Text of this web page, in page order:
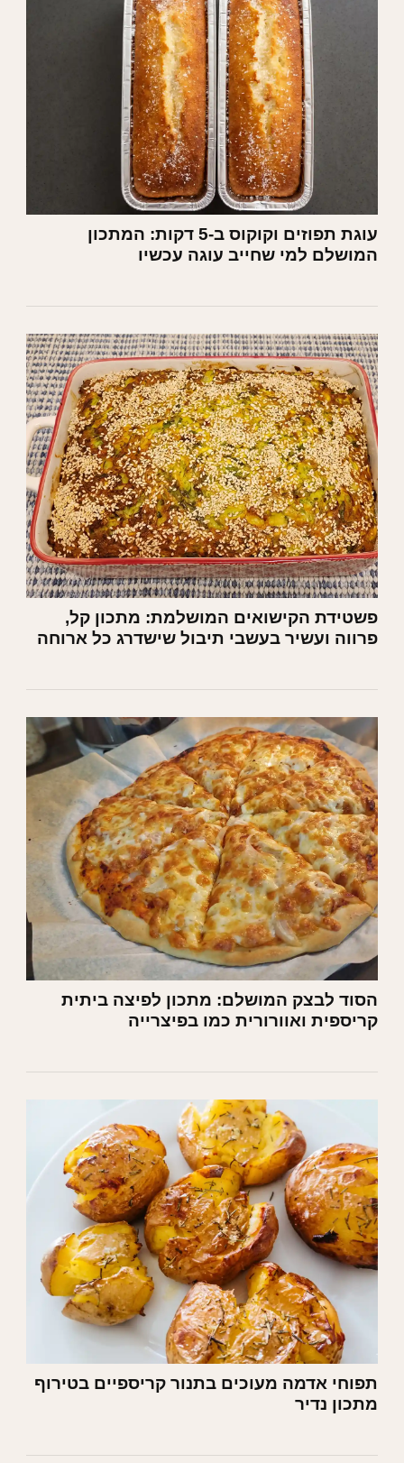
עוגת תפוזים וקוקוס ב-5 דקות: המתכון
המושלם למי שחייב עוגה עכשיו
פשטידת הקישואים המושלמת: מתכון קל,
פרווה ועשיר בעשבי תיבול שישדרג כל ארוחה
הסוד לבצק המושלם: מתכון לפיצה ביתית
קריספית ואוורורית כמו בפיצרייה
תפוחי אדמה מעוכים בתנור קריספיים בטירוף
מתכון נדיר